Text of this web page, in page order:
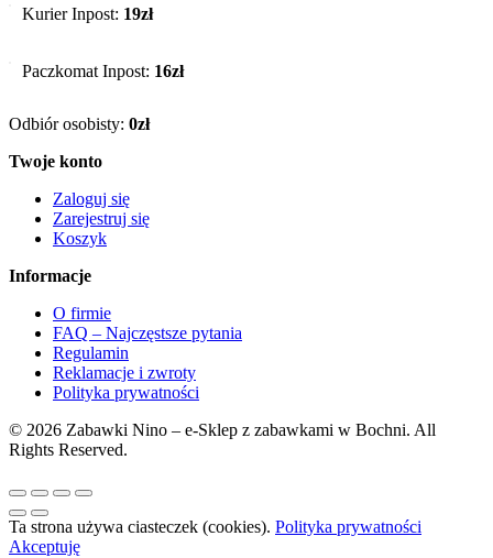
Kurier Inpost: 19zł
Paczkomat Inpost: 16zł
Odbiór osobisty: 0zł
Twoje konto
Zaloguj się
Zarejestruj się
Koszyk
Informacje
O firmie
FAQ – Najczęstsze pytania
Regulamin
Reklamacje i zwroty
Polityka prywatności
© 2026 Zabawki Nino – e-Sklep z zabawkami w Bochni. All
Rights Reserved.
Ta strona używa ciasteczek (cookies). Polityka prywatności
Akceptuję